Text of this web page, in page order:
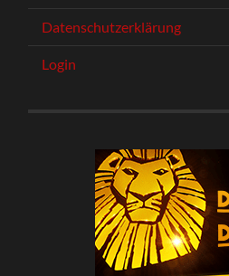
Datenschutzerklärung
Login